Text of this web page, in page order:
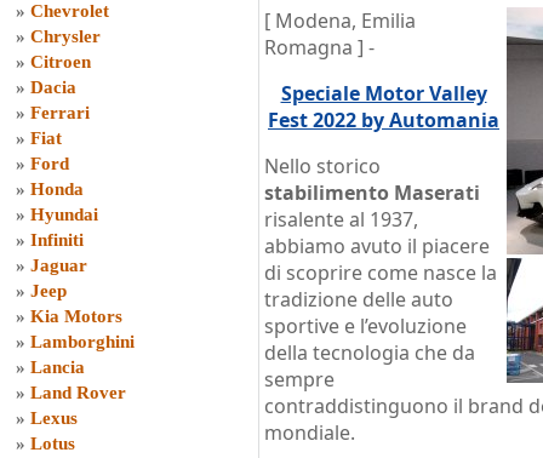
» Chevrolet
» Chrysler
» Citroen
» Dacia
» Ferrari
» Fiat
» Ford
» Honda
» Hyundai
» Infiniti
» Jaguar
» Jeep
» Kia Motors
» Lamborghini
» Lancia
» Land Rover
» Lexus
» Lotus
[ Modena, Emilia
Romagna ] -
Speciale Motor Valley
Fest 2022 by Automania
Nello storico
stabilimento Maserati
risalente al 1937,
abbiamo avuto il piacere
di scoprire come nasce la
tradizione delle auto
sportive e l’evoluzione
della tecnologia che da
sempre
contraddistinguono il brand
mondiale.